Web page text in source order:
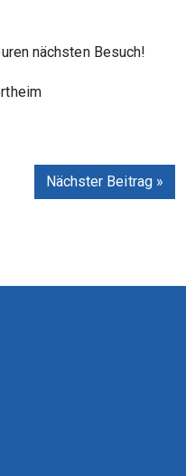
nächsten Besuch!
Nächster Beitrag »